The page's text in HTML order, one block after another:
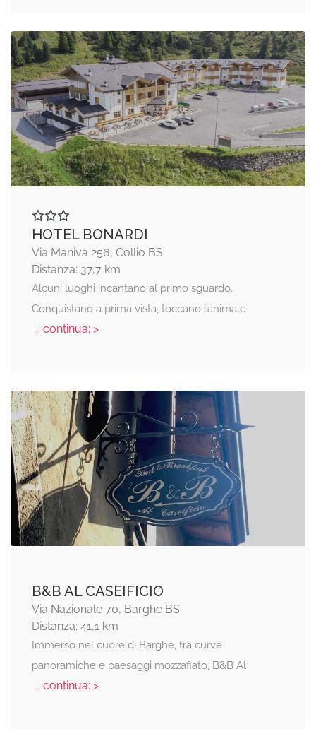
HOTEL BONARDI
Via Maniva 256, Collio BS
Distanza: 37,7 km
Alcuni luoghi incantano al primo sguardo.
Conquistano a prima vista, toccano l’anima e
... continua: >
B&B AL CASEIFICIO
Via Nazionale 70, Barghe BS
Distanza: 41,1 km
Immerso nel cuore di Barghe, tra curve
panoramiche e paesaggi mozzafiato, B&B Al
... continua: >